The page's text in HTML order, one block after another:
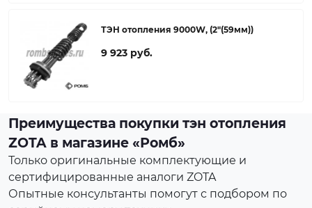
ТЭН отопления 9000W, (2"(59мм))
9 923 руб.
Преимущества покупки тэн отопления
ZOTA в магазине «Ромб»
Только оригинальные комплектующие и
сертифицированные аналоги ZOTA
Опытные консультанты помогут с подбором по